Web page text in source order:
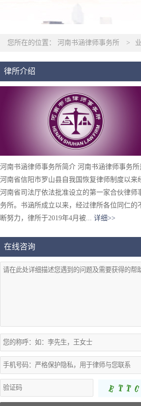
您所在的位置： 河南书涵律师事务所 >
律所介绍
河南书涵律师事务所简介 河南书涵律师事务所
河南省信阳市罗山县自我国恢复律师制度以来
河南省司法厅依法批准设立的第一家合伙律师
务所。书涵所成立以来，经过律所各位同仁的
断努力，律所于2019年4月被... 详细>>
在线咨询